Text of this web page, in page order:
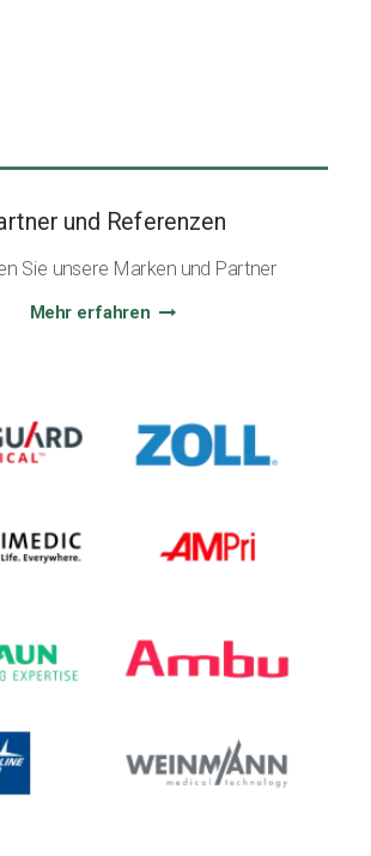
und Referenzen
Sie unsere Marken und Partner
Mehr erfahren